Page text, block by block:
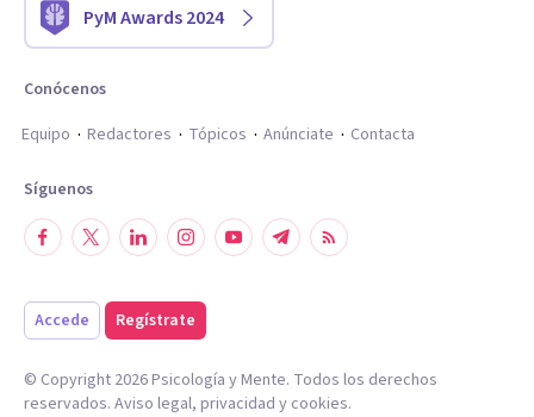
PyM Awards 2024
Conócenos
Equipo
Redactores Tópicos Anúnciate Contacta
Síguenos
Accede Regístrate
© Copyright 2026Psicología y Mente. Todos los derechos
reservados. Aviso legal, privacidad y cookies.